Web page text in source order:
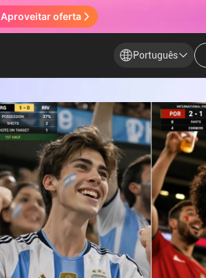
Português
Aproveitar oferta